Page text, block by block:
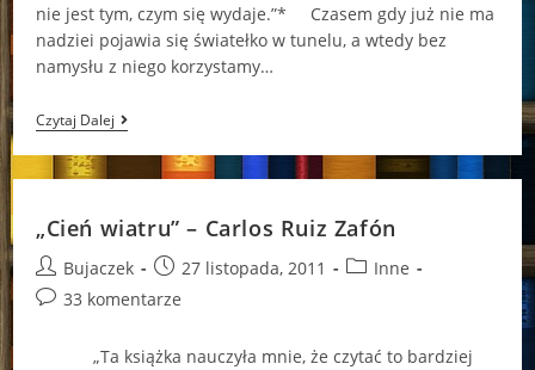
nie jest tym, czym się wydaje.”* Czasem gdy już nie ma
nadziei pojawia się światełko w tunelu, a wtedy bez
namysłu z niego korzystamy…
Czytaj Dalej„Światła
Września”
–
Carlos
Zafón
„Cień wiatru” – Carlos Ruiz Zafón
Post
author:
Bujaczek
Post
published:
27 listopada, 2011
PostInne
Post33 komentarze
„Ta książka nauczyła mnie, że czytać to bardziej